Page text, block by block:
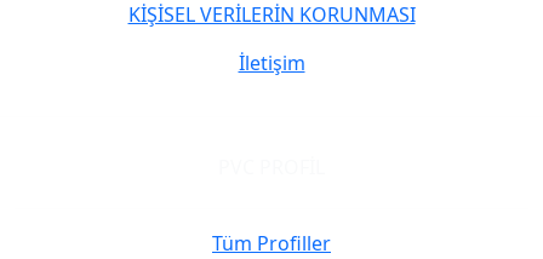
KİŞİSEL VERİLERİN KORUNMASI
İletişim
Tüm Profiller